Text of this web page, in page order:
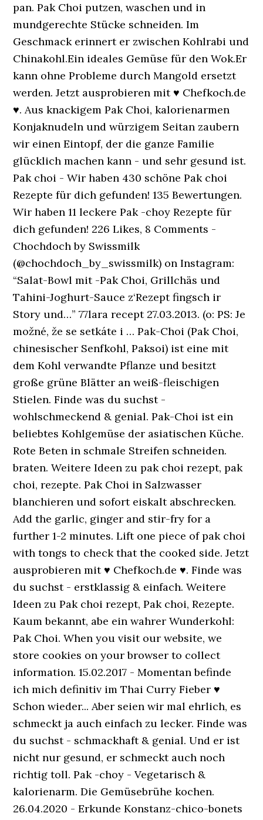
pan. Pak Choi putzen, waschen und in
mundgerechte Stücke schneiden. Im
Geschmack erinnert er zwischen Kohlrabi und
Chinakohl.Ein ideales Gemüse für den Wok.Er
kann ohne Probleme durch Mangold ersetzt
werden. Jetzt ausprobieren mit ♥ Chefkoch.de
♥. Aus knackigem Pak Choi, kalorienarmen
Konjaknudeln und würzigem Seitan zaubern
wir einen Eintopf, der die ganze Familie
glücklich machen kann - und sehr gesund ist.
Pak choi - Wir haben 430 schöne Pak choi
Rezepte für dich gefunden! 135 Bewertungen.
Wir haben 11 leckere Pak -choy Rezepte für
dich gefunden! 226 Likes, 8 Comments -
Chochdoch by Swissmilk
(@chochdoch_by_swissmilk) on Instagram:
“Salat-Bowl mit -Pak Choi, Grillchäs und
Tahini-Joghurt-Sauce ️z‘Rezept fingsch ir
Story und…” 77lara recept 27.03.2013. (o: PS: Je
možné, že se setkáte i … Pak-Choi (Pak Choi,
chinesischer Senfkohl, Paksoi) ist eine mit
dem Kohl verwandte Pflanze und besitzt
große grüne Blätter an weiß-fleischigen
Stielen. Finde was du suchst -
wohlschmeckend & genial. Pak-Choi ist ein
beliebtes Kohlgemüse der asiatischen Küche.
Rote Beten in schmale Streifen schneiden.
braten. Weitere Ideen zu pak choi rezept, pak
choi, rezepte. Pak Choi in Salzwasser
blanchieren und sofort eiskalt abschrecken.
Add the garlic, ginger and stir-fry for a
further 1-2 minutes. Lift one piece of pak choi
with tongs to check that the cooked side. Jetzt
ausprobieren mit ♥ Chefkoch.de ♥. Finde was
du suchst - erstklassig & einfach. Weitere
Ideen zu Pak choi rezept, Pak choi, Rezepte.
Kaum bekannt, abe ein wahrer Wunderkohl:
Pak Choi. When you visit our website, we
store cookies on your browser to collect
information. 15.02.2017 - Momentan befinde
ich mich definitiv im Thai Curry Fieber ♥
Schon wieder... Aber seien wir mal ehrlich, es
schmeckt ja auch einfach zu lecker. Finde was
du suchst - schmackhaft & genial. Und er ist
nicht nur gesund, er schmeckt auch noch
richtig toll. Pak -choy - Vegetarisch &
kalorienarm. Die Gemüsebrühe kochen.
26.04.2020 - Erkunde Konstanz-chico-bonets